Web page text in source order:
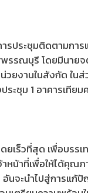
ประชุมติดตามก
รณบุรี โดยมีนา
ยงานในสังกัด ใ
ชุม 1 อาคารเทียม
เร็วที่สุด เพื่อบรร
น้าที่เพื่อให้ได้คุณ
จะนำไปสู่การแก้